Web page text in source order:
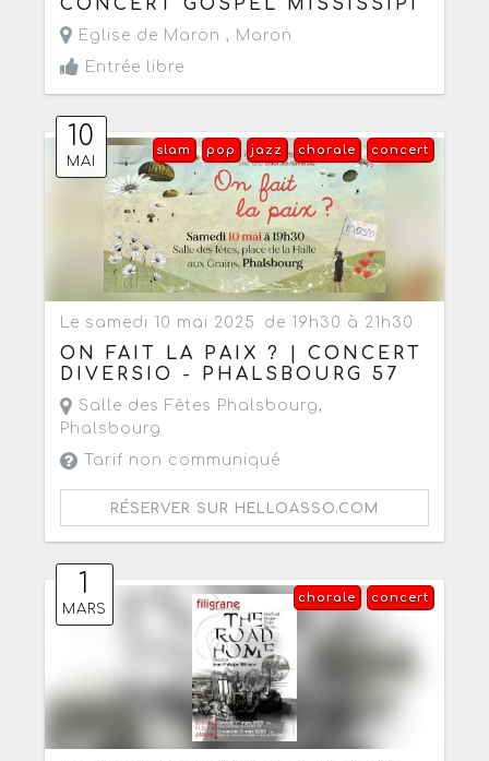
CONCERT GOSPEL MISSISSIPI
Eglise de Maron , Maron
Entrée libre
10
MAI
concert
chorale
jazz
pop
slam
Le samedi 10 mai 2025 de 19h30 à 21h30
ON FAIT LA PAIX ? | CONCERT
DIVERSIO - PHALSBOURG 57
Salle des Fêtes Phalsbourg,
Phalsbourg
Tarif non communiqué
RÉSERVER SUR HELLOASSO.COM
1
MARS
concert
chorale